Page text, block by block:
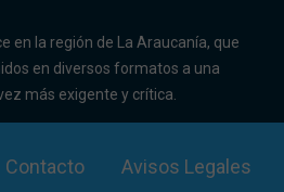
en la región de La Araucanía, que
en diversos formatos a una
más exigente y crítica.
Contacto Avisos Legales